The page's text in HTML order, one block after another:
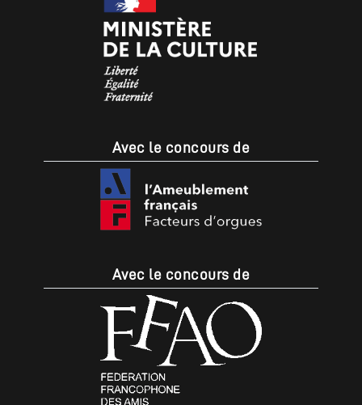
Avec le concours de
Avec le concours de